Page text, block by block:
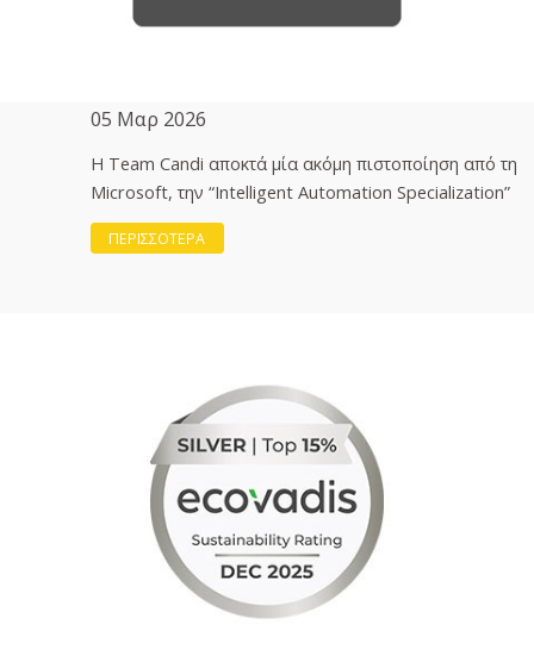
05 Μαρ 2026
H Team Candi αποκτά μία ακόμη πιστοποίηση από τη
Microsoft, την “Intelligent Automation Specialization”
ΠΕΡΙΣΣΟΤΕΡΑ